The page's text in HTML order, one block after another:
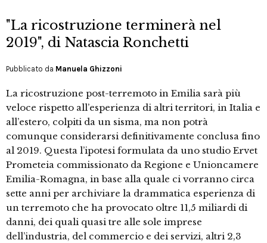
"La ricostruzione terminerà nel
2019", di Natascia Ronchetti
Pubblicato da Manuela Ghizzoni
La ricostruzione post-terremoto in Emilia sarà più
veloce rispetto all’esperienza di altri territori, in Italia e
all’estero, colpiti da un sisma, ma non potrà
comunque considerarsi definitivamente conclusa fino
al 2019. Questa l’ipotesi formulata da uno studio Ervet
Prometeia commissionato da Regione e Unioncamere
Emilia-Romagna, in base alla quale ci vorranno circa
sette anni per archiviare la drammatica esperienza di
un terremoto che ha provocato oltre 11,5 miliardi di
danni, dei quali quasi tre alle sole imprese
dell’industria, del commercio e dei servizi, altri 2,3